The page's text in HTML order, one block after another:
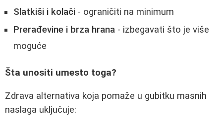
Slatkiši i kolači - ograničiti na minimum
Prerađevine i brza hrana - izbegavati što je više
moguće
Šta unositi umesto toga?
Zdrava alternativa koja pomaže u gubitku masnih
naslaga uključuje: